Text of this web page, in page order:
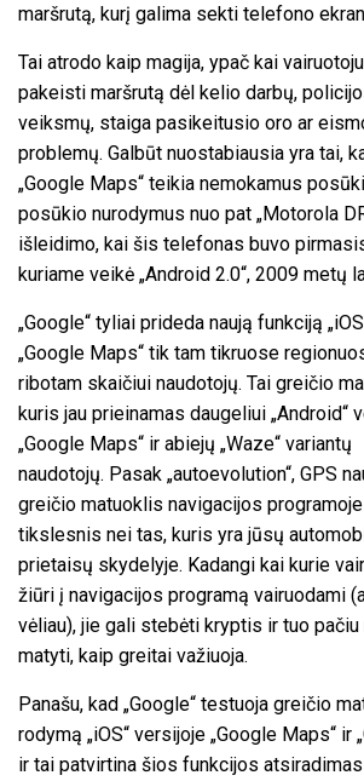
maršrutą, kurį galima sekti telefono
Tai atrodo kaip magija, ypač kai
pakeisti maršrutą dėl kelio darbų,
veiksmų, staiga pasikeitusio oro ar
problemų. Galbūt nuostabiausia yra tai,
„Google Maps“ teikia nemokamus
posūkio nurodymus nuo pat „Motorola
išleidimo, kai šis telefonas buvo
kuriame veikė „Android 2.0“, 2009 metų
„Google“ tyliai prideda naują funkciją
„Google Maps“ tik tam tikruose
ribotam skaičiui naudotojų. Tai greičio
kuris jau prieinamas daugeliui „Android“
„Google Maps“ ir abiejų „Waze“ variantų
naudotojų. Pasak „autoevolution“, GPS
greičio matuoklis navigacijos
tikslesnis nei tas, kuris yra jūsų
prietaisų skydelyje. Kadangi kai kurie
žiūri į navigacijos programą vairuodami
vėliau), jie gali stebėti kryptis ir tuo pačiu
matyti, kaip greitai važiuoja.
Panašu, kad „Google“ testuoja greičio
rodymą „iOS“ versijoje „Google Maps“ ir
ir tai patvirtina šios funkcijos